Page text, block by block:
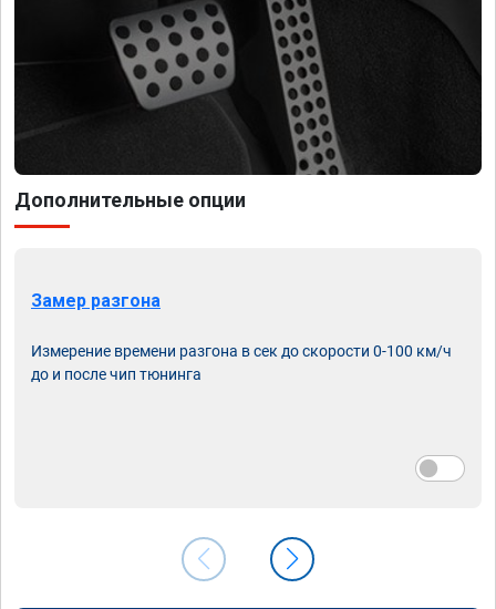
Дополнительные опции
Замер разгона
Измерение времени разгона в сек до скорости 0-100 км/ч
до и после чип тюнинга